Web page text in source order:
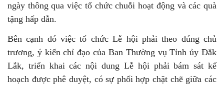
ngày thông qua việc tổ chức chuỗi hoạt động và các quà
tặng hấp dẫn.
Bên cạnh đó việc tổ chức Lễ hội phải theo đúng chủ
trương, ý kiến chỉ đạo của Ban Thường vụ Tỉnh ủy Đắk
Lắk, triển khai các nội dung Lễ hội phải bám sát kế
hoạch được phê duyệt, có sự phối hợp chặt chẽ giữa các